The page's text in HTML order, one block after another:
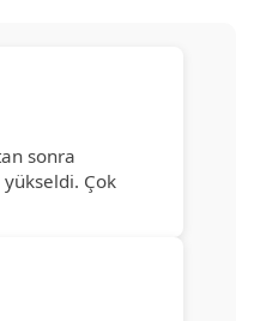
sonra
yükseldi. Çok